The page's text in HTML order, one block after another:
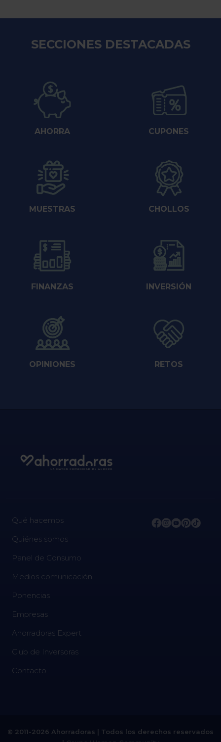
SECCIONES DESTACADAS
AHORRA CUPONES
MUESTRAS CHOLLOS
FINANZAS INVERSIÓN
OPINIONES RETOS
Qué hacemos
Quiénes somos
Panel de Consumo
Medios comunicación
Ponencias
Empresas
Ahorradoras Expert
Club de Inversoras
Contacto
© 2011-2026 Ahorradoras | Todos los derechos reservados